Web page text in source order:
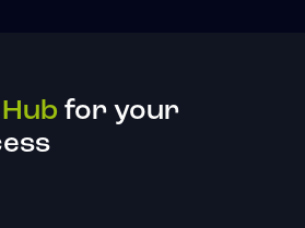
for your